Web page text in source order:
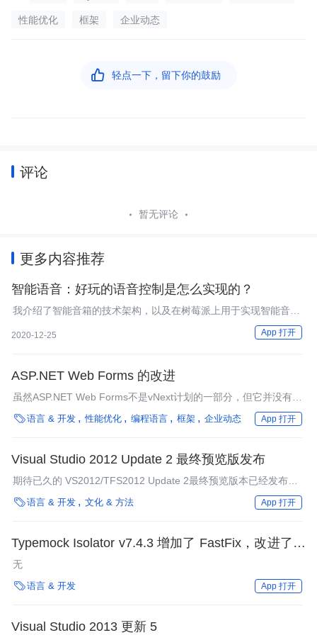
性能优化 框架 企业动态
 轻点一下，留下你的鼓励
评论
暂无评论
更多内容推荐
智能语音：好玩的语音控制是怎么实现的？
我介绍了智能音箱的技术架构，以及在树莓派上用于实现智能音箱
的一些可选的技术方案，并且带你实现了语音控制智能电灯的目
的。
2020-12-25 App 打开
ASP.NET Web Forms 的改进
虽然ASP.NET Web Forms不是vNext计划的一部分，但它并没有被
忽视。作为Visual Studio 2013 Update 2的一部分，它重新开始支
持新工具、EF集成和Roslyn。
语言 & 开发 性能优化 编程语言 框架 企业动态 App 打开
Visual Studio 2012 Update 2 最终预览版发布
期待已久的 VS2012/TFS2012 Update 2最终预览版本已经发布。
该版本带来了更多的更新，其中包括非常重要的新LightSwitch
HTML客户端。
语言 & 开发 文化 & 方法 App 打开
Typemock Isolator v7.4.3 增加了 FastFix，改进了对
SmartRunner 和 Visual Studio 2013 的支持
无
语言 & 开发 App 打开
Visual Studio 2013 更新 5